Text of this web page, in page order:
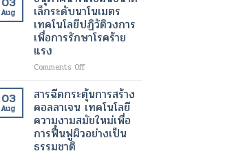
ร่าง
และ
ลด
ต้อง
ผ่าตัด
ด้วย
เซลล์
ต้น
กำเนิด
เนื้อเยื่อ
เสีย
หาย
ให้
กลับ
มา
Aug เล็กระดับนาโนเมตร
เทคโนโลยีปฏิวัติวงการ
เพื่อการรักษาโรคร้าย
แรง
Comments Offon
นาโน
ไข
มัน
ขนาด
เล็ก
03
Aug
สารฉีดกระตุ้นการสร้าง
คอลลาเจน เทคโนโลยี
ความงามสมัยใหม่เพื่อ
การฟื้นฟูผิวอย่างเป็น
ธรรมชาติ